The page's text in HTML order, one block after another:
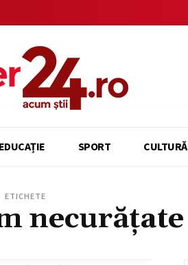
EDUCAȚIE SPORT CULTURĂ
ETICHETE
necurățate